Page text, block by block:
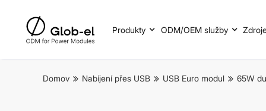
Produkty ODM/OEM služby
Domov Nabíjení přes USB USB Euro modul 65W